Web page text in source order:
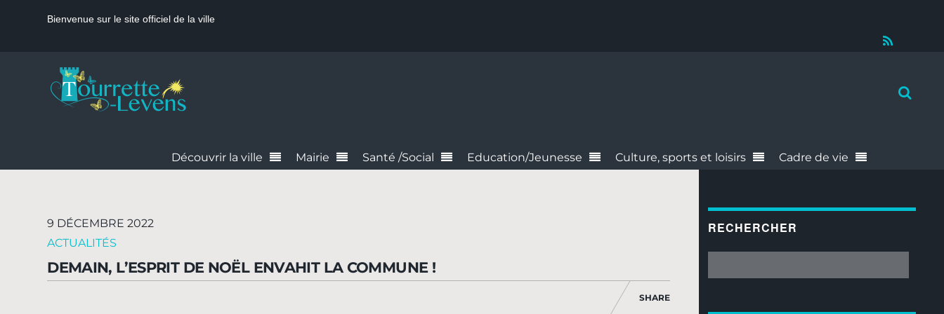
Bienvenue sur le site officiel de la ville
Découvrir la ville Mairie Santé /Social Education/Jeunesse Culture, sports et loisirs Cadre de vie
9 DÉCEMBRE 2022
ACTUALITÉS
DEMAIN, L’ESPRIT DE NOËL ENVAHIT LA COMMUNE !
SHARE
RECHERCHER